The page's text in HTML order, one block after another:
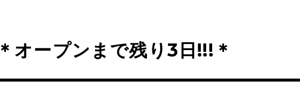
＊オープンまで残り3日!!!＊